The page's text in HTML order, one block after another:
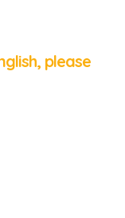
please